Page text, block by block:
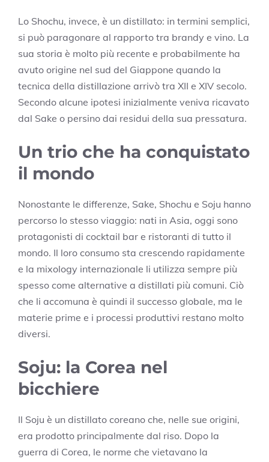
Lo Shochu, invece, è un distillato: in termini semplici,
si può paragonare al rapporto tra brandy e vino. La
sua storia è molto più recente e probabilmente ha
avuto origine nel sud del Giappone quando la
tecnica della distillazione arrivò tra XII e XIV secolo.
Secondo alcune ipotesi inizialmente veniva ricavato
dal Sake o persino dai residui della sua pressatura.
Un trio che ha conquistato
il mondo
Nonostante le differenze, Sake, Shochu e Soju hanno
percorso lo stesso viaggio: nati in Asia, oggi sono
protagonisti di cocktail bar e ristoranti di tutto il
mondo. Il loro consumo sta crescendo rapidamente
e la mixology internazionale li utilizza sempre più
spesso come alternative a distillati più comuni. Ciò
che li accomuna è quindi il successo globale, ma le
materie prime e i processi produttivi restano molto
diversi.
Soju: la Corea nel
bicchiere
Il Soju è un distillato coreano che, nelle sue origini,
era prodotto principalmente dal riso. Dopo la
guerra di Corea, le norme che vietavano la